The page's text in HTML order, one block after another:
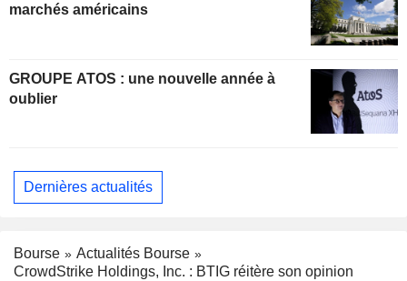
marchés américains
GROUPE ATOS : une nouvelle année à
oublier
Dernières actualités
Bourse
Actualités Bourse
CrowdStrike Holdings, Inc. : BTIG réitère son opinion